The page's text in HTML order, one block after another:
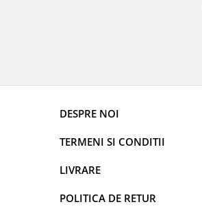
DESPRE NOI
TERMENI SI CONDITII
LIVRARE
POLITICA DE RETUR